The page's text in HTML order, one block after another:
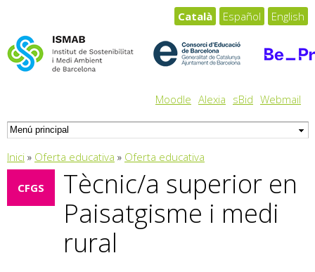
Moodle Alexia sBid Webmail
Català Español English
Esteu aquí
Inici » Oferta educativa » Oferta educativa
Tècnic/a superior en
Paisatgisme i medi
rural
CFGS